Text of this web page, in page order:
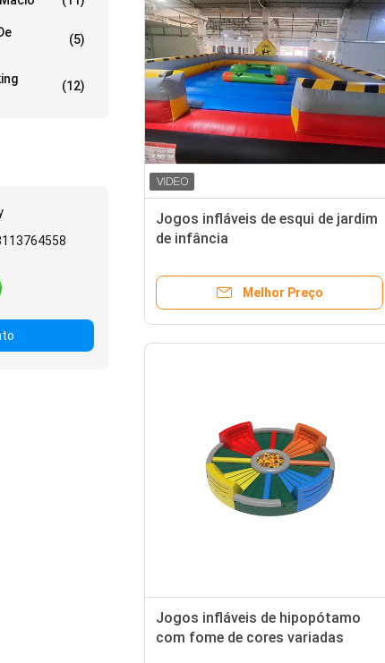
(5)
(12)
Jogos infláveis de esqui de jardim
de infância
Melhor Preço
Jogos infláveis de hipopótamo
com fome de cores variadas